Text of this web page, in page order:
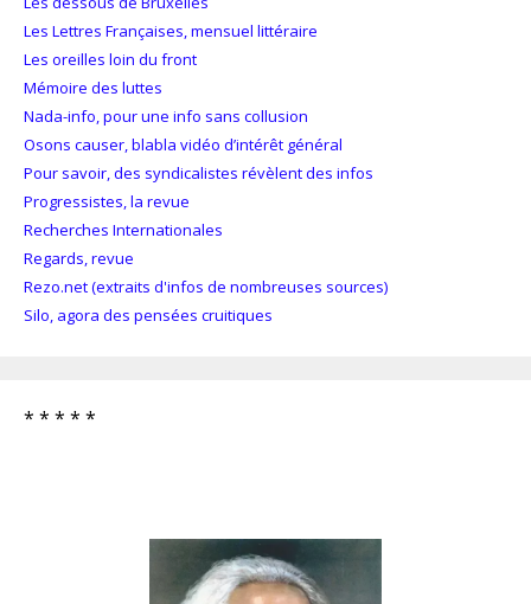
Les Lettres Françaises, mensuel littéraire
Les oreilles loin du front
Mémoire des luttes
Nada-info, pour une info sans collusion
Osons causer, blabla vidéo d’intérêt général
Pour savoir, des syndicalistes révèlent des infos
Progressistes, la revue
Recherches Internationales
Regards, revue
Rezo.net (extraits d'infos de nombreuses sources)
Silo, agora des pensées cruitiques
* * * * *